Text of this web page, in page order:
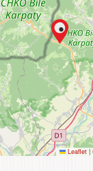
Leaflet |